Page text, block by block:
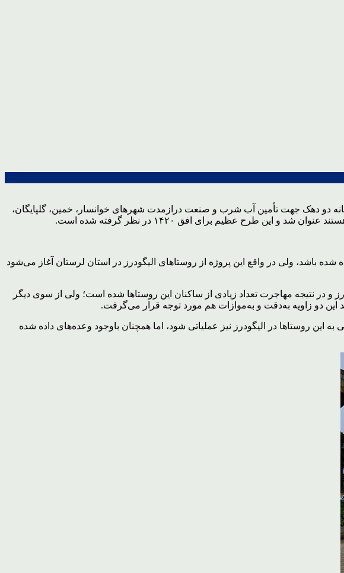
و تصفیه‌خانه دو دهک جهت تأمین آب شرب و صنعت درازمدت شهرهای خوانسار، خمین، گلپایگان،
طرح عظیم برای افق ۱۴۲۰ در نظر گرفته شده است.
باشد، ولی در واقع این پروژه از روستاهای الیگودرز در استان لرستان آغاز می‌شود
نتیجه مهاجرت تعداد زیادی از ساکنان این روستاها شده است؛ ولی از سوی دیگر
این دو زاویه به‌دقت و به‌موازات هم مورد توجه قرار می‌گرفت.
به این روستاها در الیگودرز نیز عملیاتی شود، اما همچنان باوجود وعده‌های داده شده